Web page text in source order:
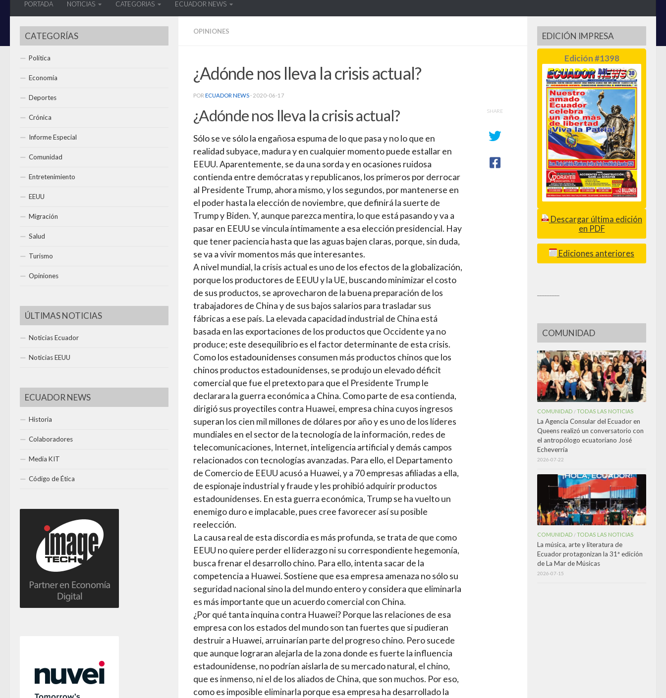
PORTADA NOTICIAS CATEGORIAS ECUADOR NEWS
OPINIONES
¿Adónde nos lleva la crisis actual?
POR ECUADOR NEWS · 2020-06-17
¿Adónde nos lleva la crisis actual?
Sólo se ve sólo la engañosa espuma de lo que pasa y no lo que en
realidad subyace, madura y en cualquier momento puede estallar en
EEUU. Aparentemente, se da una sorda y en ocasiones ruidosa
contienda entre demócratas y republicanos, los primeros por derrocar
al Presidente Trump, ahora mismo, y los segundos, por mantenerse en
el poder hasta la elección de noviembre, que definirá la suerte de
Trump y Biden. Y, aunque parezca mentira, lo que está pasando y va a
pasar en EEUU se vincula íntimamente a esa elección presidencial. Hay
que tener paciencia hasta que las aguas bajen claras, porque, sin duda,
se va a vivir momentos más que interesantes.
A nivel mundial, la crisis actual es uno de los efectos de la globalización,
porque los productores de EEUU y la UE, buscando minimizar el costo
de sus productos, se aprovecharon de la buena preparación de los
trabajadores de China y de sus bajos salarios para trasladar sus
fábricas a ese país. La elevada capacidad industrial de China está
basada en las exportaciones de los productos que Occidente ya no
produce; este desequilibrio es el factor determinante de esta crisis.
Como los estadounidenses consumen más productos chinos que los
chinos productos estadounidenses, se produjo un elevado déficit
comercial que fue el pretexto para que el Presidente Trump le
declarara la guerra económica a China. Como parte de esa contienda,
dirigió sus proyectiles contra Huawei, empresa china cuyos ingresos
superan los cien mil millones de dólares por año y es uno de los líderes
mundiales en el sector de la tecnología de la información, redes de
telecomunicaciones, Internet, inteligencia artificial y demás campos
relacionados con tecnologías avanzadas. Para ello, el Departamento
de Comercio de EEUU acusó a Huawei, y a 70 empresas afiliadas a ella,
de espionaje industrial y fraude y les prohibió adquirir productos
estadounidenses. En esta guerra económica, Trump se ha vuelto un
enemigo duro e implacable, pues cree favorecer así su posible
reelección.
La causa real de esta discordia es más profunda, se trata de que como
EEUU no quiere perder el liderazgo ni su correspondiente hegemonía,
busca frenar el desarrollo chino. Para ello, intenta sacar de la
competencia a Huawei. Sostiene que esa empresa amenaza no sólo su
seguridad nacional sino la del mundo entero y considera que eliminarla
es más importante que un acuerdo comercial con China.
¿Por qué tanta inquina contra Huawei? Porque las relaciones de esa
empresa con los estados del mundo son tan fuertes que si pudieran
destruir a Huawei, arruinarían parte del progreso chino. Pero sucede
que aunque lograran alejarla de la zona donde es fuerte la influencia
estadounidense, no podrían aislarla de su mercado natural, el chino,
que es inmenso, ni el de los aliados de China, que son muchos. Por eso,
como es imposible eliminarla porque esa empresa ha desarrollado la
SHARE
CATEGORÍAS
Política
Economía
Deportes
Crónica
Informe Especial
Comunidad
Entretenimiento
EEUU
Migración
Salud
Turismo
Opiniones
ÚLTIMAS NOTICIAS
Noticias Ecuador
Noticias EEUU
ECUADOR NEWS
Historia
Colaboradores
Media KIT
Código de Ética
EDICIÓN IMPRESA
Edición #1398
Descargar última edición
en PDF
Ediciones anteriores
COMUNIDAD
COMUNIDAD /TODAS LAS NOTICIAS
La Agencia Consular del Ecuador en
Queens realizó un conversatorio con
el antropólogo ecuatoriano José
Echeverría
2026-07-22
COMUNIDAD /TODAS LAS NOTICIAS
La música, arte y literatura de
Ecuador protagonizan la 31ª edición
de La Mar de Músicas
2026-07-15